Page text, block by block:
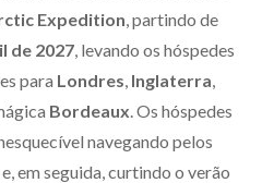
Expedition , partindo de
de 2027 , levando os hóspedes
para Londres Inglaterra
Bordeaux . Os hóspedes
navegando pelos
em seguida, curtindo o verão